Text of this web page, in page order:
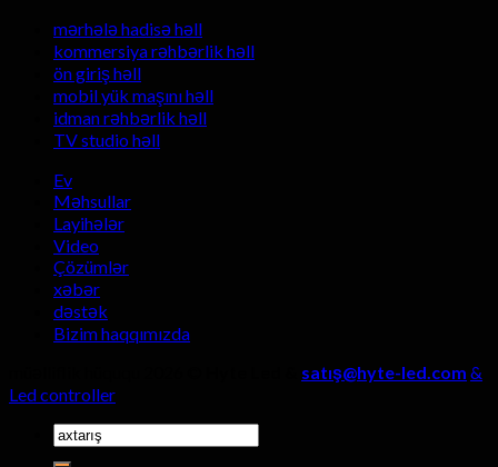
mərhələ hadisə həll
kommersiya rəhbərlik həll
ön giriş həll
mobil yük maşını həll
idman rəhbərlik həll
TV studio həll
Ev
Məhsullar
Layihələr
Video
Çözümlər
xəbər
dəstək
Bizim haqqımızda
satış@hyte-led.com &
Led controller
Axtarmaq: